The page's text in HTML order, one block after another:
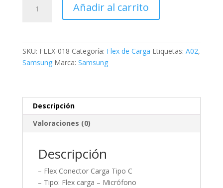
Añadir al carrito
SKU: FLEX-018 Categoría: Flex de Carga Etiquetas: A02,
Samsung Marca: Samsung
Descripción
Valoraciones (0)
Descripción
– Flex Conector Carga Tipo C
– Tipo: Flex carga – Micrófono